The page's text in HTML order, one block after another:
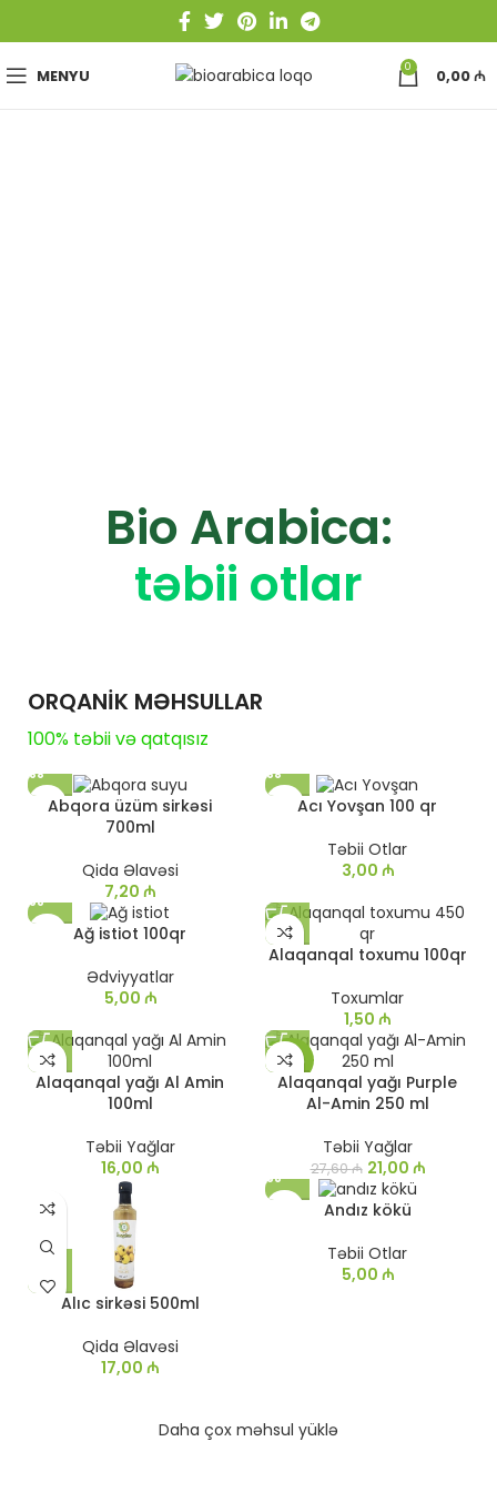
MENYU 0 0,00₼
Bio Arabica:
təbii otlar
ORQANİK MƏHSULLAR
100% təbii və qatqısız
Abqora üzüm sirkəsi
700ml
Qida Əlavəsi
7,20 ₼
Acı Yovşan 100 qr
Təbii Otlar
3,00 ₼
Ağ istiot 100qr
Ədviyyatlar
5,00 ₼
Alaqanqal toxumu 100qr
Toxumlar
1,50 ₼
Alaqanqal yağı Al Amin
100ml
Təbii Yağlar
16,00 ₼
-24%
Alaqanqal yağı Purple
Al-Amin 250 ml
Təbii Yağlar
27,60₼ 21,00 ₼
Alıc sirkəsi 500ml
Qida Əlavəsi
17,00 ₼
Andız kökü
Təbii Otlar
5,00 ₼
Daha çox məhsul yüklə